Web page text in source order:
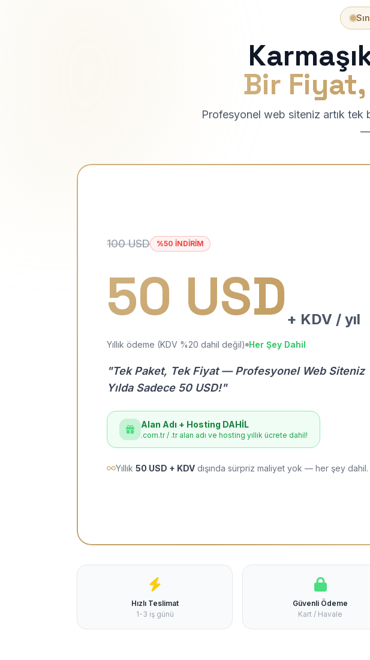
Bir
Profesyonel web siteniz artık
—
100 USD %50 İNDİRİM
50 USD + KDV / yıl
Yıllık ödeme (KDV %20 dahil değil) Her Şey Dahil
"Tek Paket, Tek Fiyat — Profesyonel Web Siteniz
Yılda Sadece 50 USD!"
Alan Adı + Hosting DAHİL
.com.tr / .tr alan adı ve hosting yıllık ücrete dahil!
Yıllık 50 USD + KDV dışında sürpriz maliyet yok — her şey dahil.
Hızlı Teslimat
1-3 iş günü
Güvenli Ödeme
Kart / Havale